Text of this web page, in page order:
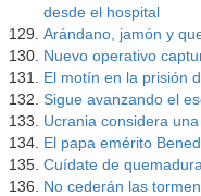
desde el hospital
Arándano, jamón y
Nuevo operativo
El motín en la prisión
Sigue avanzando el
Ucrania considera
El papa emérito
Cuídate de
No cederán las